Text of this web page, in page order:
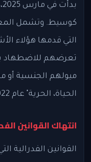
كوسيط. وتشمل
التي قدمها هؤلاء
تعرضهم للاضطهاد
ميولهم الجنسية أو
الحياة، الحرية" عام 2022.
انتهاك القوانين
القوانين الفدرالية